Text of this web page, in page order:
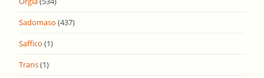
Sadomaso (437)
Saffico (1)
Trans(1)